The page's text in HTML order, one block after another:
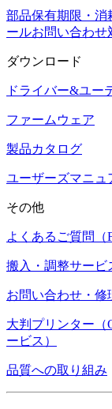
部品保有期限・消
ールお問い合わせ
ダウンロード
ドライバー&ユー
ファームウェア
製品カタログ
ユーザーズマニュ
その他
よくあるご質問（
搬入・調整サービ
お問い合わせ・修
大判プリンター（
ービス）
品質への取り組み